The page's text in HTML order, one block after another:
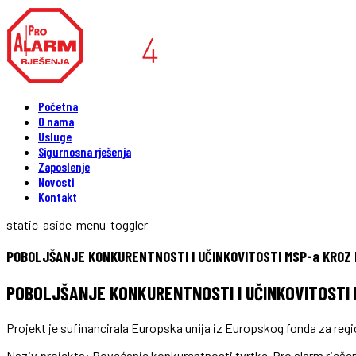
Početna
O nama
Usluge
Sigurnosna rješenja
Zaposlenje
Novosti
Kontakt
static-aside-menu-toggler
POBOLJŠANJE KONKURENTNOSTI I UČINKOVITOSTI MSP-a
POBOLJŠANJE KONKURENTNOSTI I
Projekt je sufinancirala Europska unija iz Europskog fonda za